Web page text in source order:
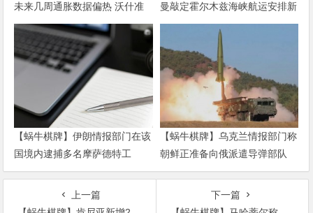
未来几周通胀数据偏热 沃什准
备好加息
曼敲定霍尔木兹海峡航运安排新
协议
【蜗牛棋牌】伊朗情报部门在该
国境内逮捕多名摩萨德特工
【蜗牛棋牌】乌克兰情报部门称
朝鲜正准备向俄派遣导弹部队
上一篇
下一篇